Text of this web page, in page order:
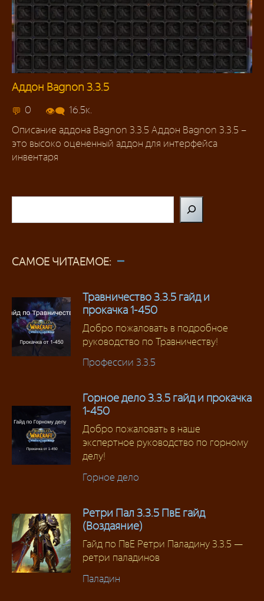
Аддон Bagnon 3.3.5
0
16.5к.
Описание аддона Bagnon 3.3.5 Аддон Bagnon 3.3.5 –
это высоко оцененный аддон для интерфейса
инвентаря
САМОЕ ЧИТАЕМОЕ:
Травничество 3.3.5 гайд и
прокачка 1-450
Добро пожаловать в подробное
руководство по Травничеству!
Профессии 3.3.5
Горное дело 3.3.5 гайд и прокачка
1-450
Добро пожаловать в наше
экспертное руководство по горному
делу!
Горное дело
Ретри Пал 3.3.5 ПвЕ гайд
(Воздаяние)
Гайд по ПвЕ Ретри Паладину 3.3.5 —
ретри паладинов
Паладин